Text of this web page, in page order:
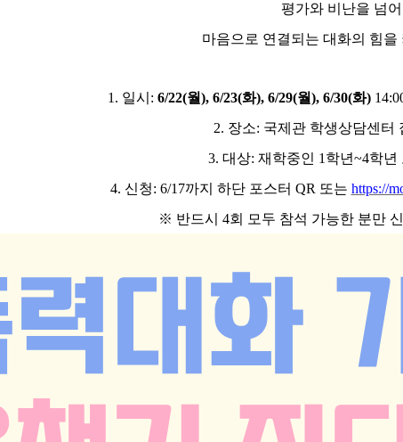
평가와 비난을 넘어
마음으로 연결되는 대화의 힘을
1. 일시 : 6/22(월), 6/23(화), 6/29(월), 6/30(화)
2. 장소: 국제관 학생상담센터
3. 대상: 재학중인 1 학년~4학년
4. 신청: 6/17까지 하단 포스터 QR 또는 https://
※ 반드시 4회 모두 참석 가능한 분만